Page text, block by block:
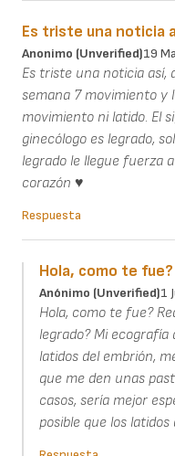
Es triste una noticia
Anonimo (unverified)19
Es triste una noticia así,
semana 7 movimiento y
movimiento ni latido. El
ginecólogo es legrado,
legrado le llegue fuerza
corazón ♥
Respuesta
Hola, como te
Anónimo (unverified)1
Hola, como te fue?
legrado? Mi
latidos del embrión,
que me den unas
casos, sería mejor
posible que los latidos